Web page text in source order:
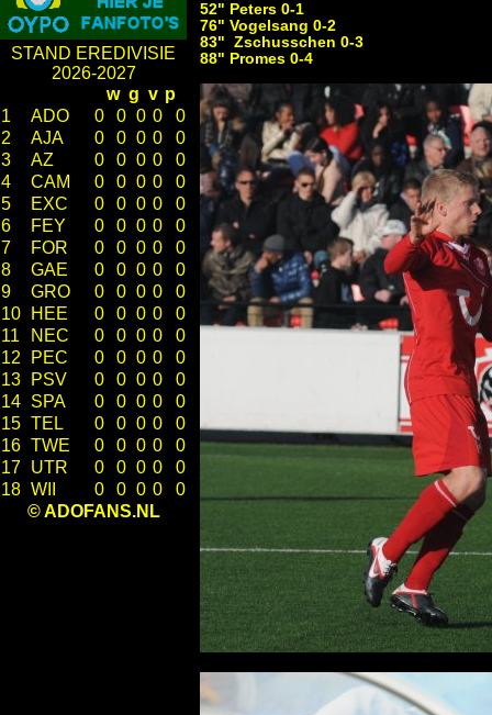
STAND EREDIVISIE
2026-2027
w g v p
1
ADO 0 0 0 0
0
2
AJA 0 0 0 0
0
3
AZ 0 0 0 0
0
4
CAM 0 0 0 0
0
5
EXC 0 0 0 0
0
6
FEY 0 0 0 0
0
7
FOR 0 0 0 0
0
8
GAE 0 0 0 0
0
9
GRO 0 0 0 0
0
10
HEE 0 0 0 0
0
11
NEC 0 0 0 0
0
12
PEC 0 0 0 0
0
13
PSV 0 0 0 0
0
14 SPA 0 0 0 0
0
15 TEL 0 0 0 0
0
16 TWE 0 0 0 0
0
17 UTR 0 0 0 0
0
18 WII 0 0 0 0
0
© ADOFANS.NL
52" Peters 0-1
76" Vogelsang 0-2
83" Zschusschen 0-3
88" Promes 0-4